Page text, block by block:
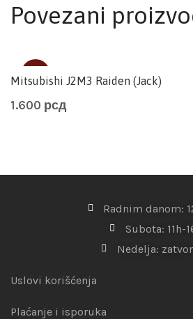
Povezani
SOLD
Mitsubishi J2M3 Raiden (Jack)
1.600 рсд
Radnim danom:
Subota: 11h-
Nedelja:
Uslovi korišćenja
Plaćanje i isporuka